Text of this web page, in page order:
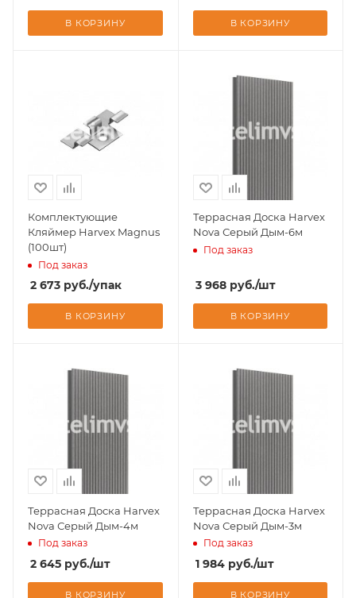
В КОРЗИНУ В КОРЗИНУ
Комплектующие
Кляймер Harvex Magnus
(100шт)
Под заказ
2 673 руб./упак
В КОРЗИНУ
Террасная Доска Harvex
Nova Серый Дым-6м
Под заказ
3 968руб./шт
В КОРЗИНУ
Террасная Доска Harvex
Nova Серый Дым-4м
Под заказ
2 645 руб./шт
В КОРЗИНУ
Террасная Доска Harvex
Nova Серый Дым-3м
Под заказ
1 984руб./шт
В КОРЗИНУ